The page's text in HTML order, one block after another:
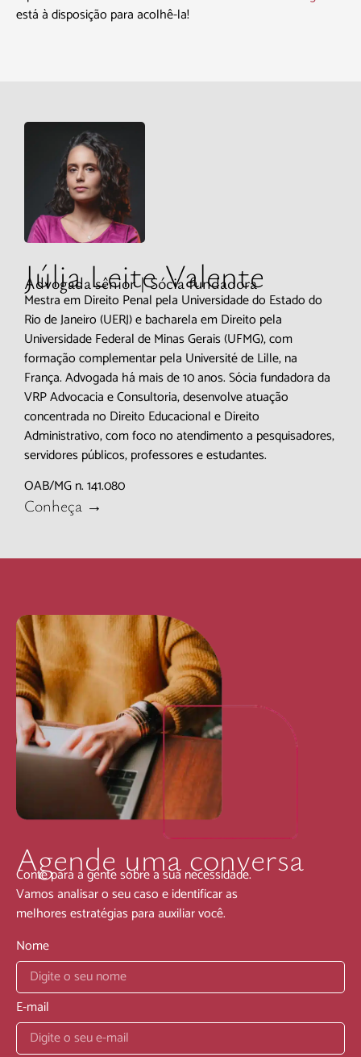
está à disposição para acolhê-la!
Júlia Leite Valente
Advogada sênior | Sócia fundadora
Mestra em Direito Penal pela Universidade do Estado do
Rio de Janeiro (UERJ) e bacharela em Direito pela
Universidade Federal de Minas Gerais (UFMG), com
formação complementar pela Université de Lille, na
França. Advogada há mais de 10 anos. Sócia fundadora da
VRP Advocacia e Consultoria, desenvolve atuação
concentrada no Direito Educacional e Direito
Administrativo, com foco no atendimento a pesquisadores,
servidores públicos, professores e estudantes.
OAB/MG n. 141.080
Conheça →
Agende uma conversa
Conte para a gente sobre a sua necessidade.
Vamos analisar o seu caso e identificar as
melhores estratégias para auxiliar você.
Nome
E-mail